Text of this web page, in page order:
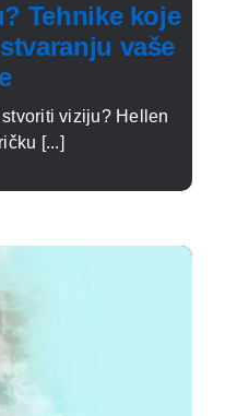
Tehnike koje
vaše
viziju? Hellen
[...]